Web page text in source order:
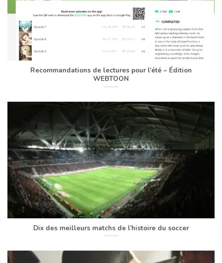
Recommandations de lectures pour l’été – Édition
WEBTOON
Dix des meilleurs matchs de l’histoire du soccer